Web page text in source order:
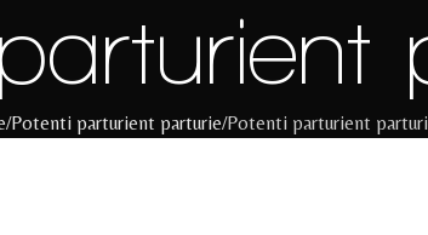
Potenti parturient parturie Potenti parturient